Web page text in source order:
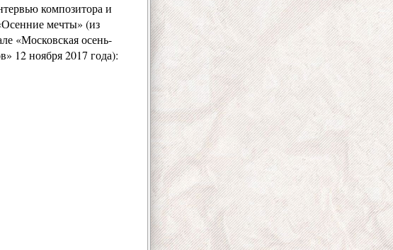
композитора и
мечты» (из
«Московская осень-
12 ноября 2017 года):